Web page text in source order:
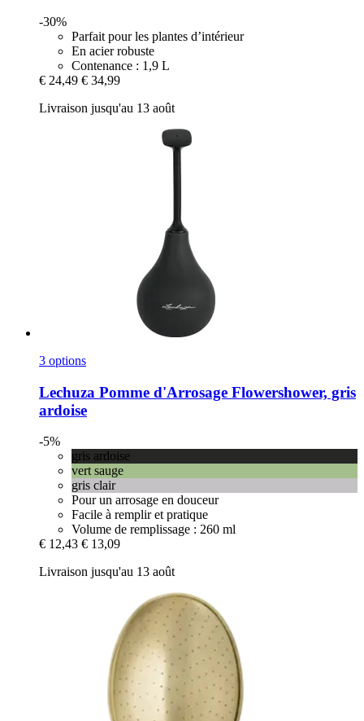
-30%
Parfait pour les plantes d’intérieur
En acier robuste
Contenance : 1,9 L
€ 24,49 € 34,99
Livraison jusqu'au 13 août
3 options
Lechuza Pomme d'Arrosage Flowershower, gris
ardoise
-5%
gris ardoise
vert sauge
gris clair
Pour un arrosage en douceur
Facile à remplir et pratique
Volume de remplissage : 260 ml
€ 12,43 € 13,09
Livraison jusqu'au 13 août